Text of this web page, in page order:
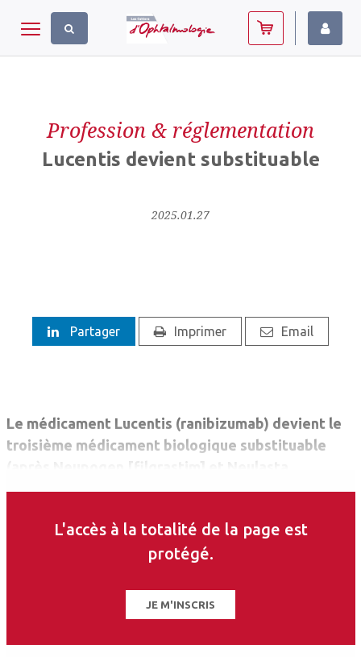
Toggle navigation
Profession & réglementation
Lucentis devient substituable
2025.01.27
Partager Imprimer Email
Le médicament Lucentis (ranibizumab) devient le
troisième médicament biologique substituable
[pegfilgrastim]), selon l’arrêté publié au Journal
L'accès à la totalité de la page est
protégé.
JE M'INSCRIS
Panneau de gestion des cookies